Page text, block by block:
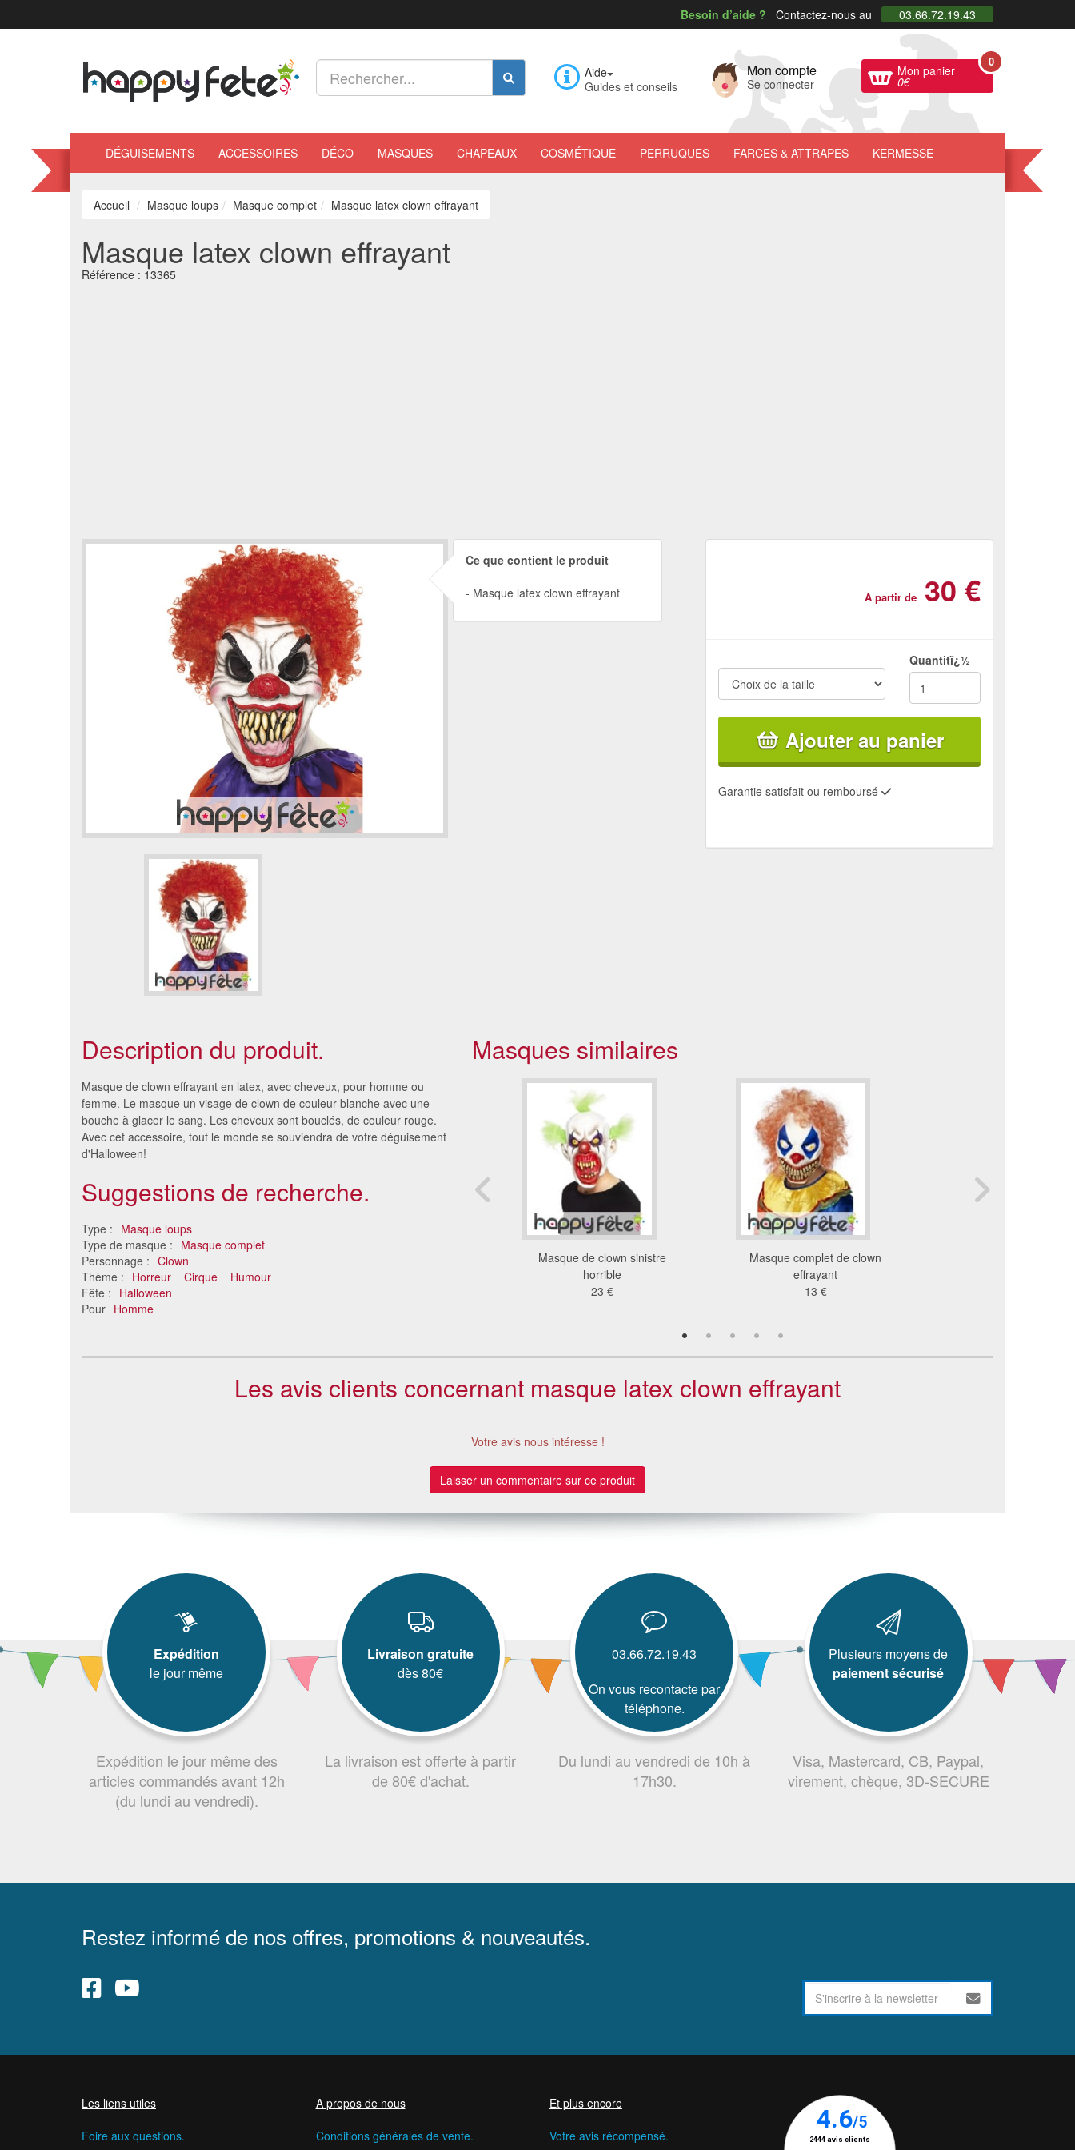
Besoin d’aide ? Contactez-nous au 03.66.72.19.43
Aide
Guides et conseils
Mon compte
Se connecter
Mon panier
0€
0
DÉGUISEMENTS ACCESSOIRES DÉCO MASQUES CHAPEAUX COSMÉTIQUE PERRUQUES FARCES & ATTRAPES KERMESSE
Accueil Masque loups Masque complet Masque latex clown effrayant
Masque latex clown effrayant
Référence : 13365
Ce que contient le produit
Masque latex clown effrayant A partir de 30 €
Quantitï¿½
Ajouter au panier
Garantie satisfait ou remboursé
Description du produit.
Masque de clown effrayant en latex, avec cheveux, pour homme ou
femme. Le masque un visage de clown de couleur blanche avec une
bouche à glacer le sang. Les cheveux sont bouclés, de couleur rouge.
Avec cet accessoire, tout le monde se souviendra de votre déguisement
d'Halloween!
Suggestions de recherche.
Type : Masque loups
Type de masque : Masque complet
Personnage : Clown
Thème : Horreur Cirque
Humour
Fête : Halloween
Pour Homme
Masques similaires
Masque clown avec cheveux
rouge
24 €
Masque de clown sinistre
horrible
23 €
Masque complet de clown
effrayant
13 €
Les avis clients concernant masque latex clown effrayant
Votre avis nous intéresse !
Laisser un commentaire sur ce produit
Expédition
le jour même
Expédition le jour même des
articles commandés avant 12h
(du lundi au vendredi).
Livraison gratuite
dès 80€
La livraison est offerte à partir
de 80€ d'achat.
03.66.72.19.43
On vous recontacte par
téléphone.
Du lundi au vendredi de 10h à
17h30.
Plusieurs moyens de
paiement sécurisé
Visa, Mastercard, CB, Paypal,
virement, chèque, 3D-SECURE
Restez informé de nos offres, promotions & nouveautés.
Les liens utiles
Foire aux questions.
A propos de nous
Conditions générales de vente.
Et plus encore
Votre avis récompensé.